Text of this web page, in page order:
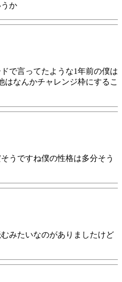
か
で言ってたような1年前の僕は
なんかチャレンジ枠にするこ
うですね僕の性格は多分そう
みたいなのがありましたけど